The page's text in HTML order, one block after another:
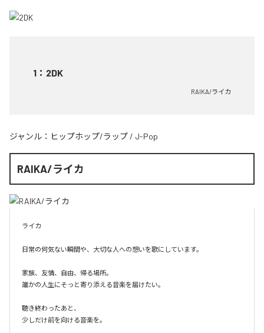
1 ： 2DK
RAIKA/ライカ
ジャンル： ヒップホップ/ラップ / J-Pop
RAIKA/ライカ
ライカ
日常の何気ない瞬間や、大切な人への想いを歌にしています。
家族、友情、自由、帰る場所。
誰かの人生にそっと寄り添える音楽を届けたい。
聴き終わったあと、
少しだけ前を向ける音楽を。